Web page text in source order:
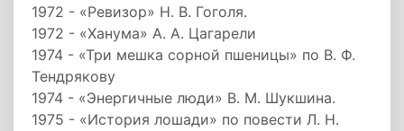
1972 - «Ревизор» Н. В. Гоголя.
1972 - «Ханума» А. А. Цагарели
1974 - «Три мешка сорной пшеницы» по В. Ф.
Тендрякову
1974 - «Энергичные люди» В. М. Шукшина.
1975 - «История лошади» по повести Л. Н.